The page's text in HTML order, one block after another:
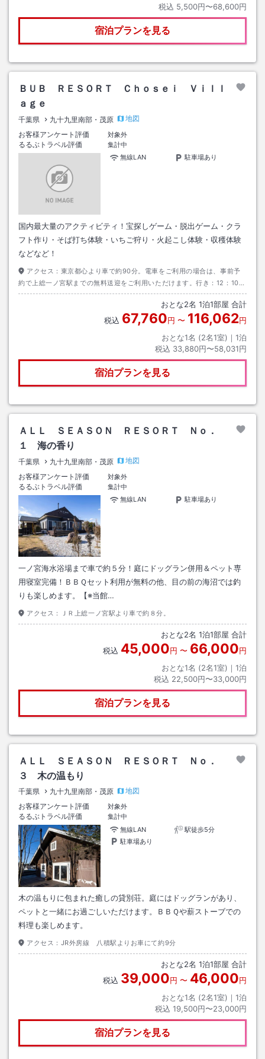
税込 5,500円〜68,600円
宿泊プランを見る
ＢＵＢ ＲＥＳＯＲＴ Ｃｈｏｓｅｉ Ｖｉｌｌ
ａｇｅ
千葉県 九十九里南部・茂原
地図
お客様アンケート評価
対象外
るるぶトラベル評価
集計中
無線LAN
駐車場あり
国内最大量のアクティビティ！宝探しゲーム・脱出ゲーム・クラ
フト作り・そば打ち体験・いちご狩り・火起こし体験・収穫体験
などなど！
アクセス： 東京都心より車で約90分。電車をご利用の場合は、事前予
約で上総一ノ宮駅までの無料送迎をご利用いただけます。行き：12：10／
12：50上総一ノ宮駅発（2便からお選びいただけます）帰り：11：00BUB
おとな2名 1泊1部屋 合計
税込 67,760円 〜 116,062円
おとな1名 (2名1室)｜ 1泊
税込 33,880円〜58,031円
宿泊プランを見る
ＡＬＬ ＳＥＡＳＯＮ ＲＥＳＯＲＴ Ｎｏ．
１ 海の香り
千葉県 九十九里南部・茂原
地図
お客様アンケート評価
対象外
るるぶトラベル評価
集計中
無線LAN
駐車場あり
一ノ宮海水浴場まで車で約５分！庭にドッグラン併用＆ペット専
用寝室完備！ＢＢＱセット利用が無料の他、目の前の海沼では釣
りも楽しめます。【※当館…
アクセス： ＪＲ上総一ノ宮駅より車で約８分。
おとな2名 1泊1部屋 合計
税込 45,000円 〜 66,000円
おとな1名 (2名1室)｜ 1泊
税込 22,500円〜33,000円
宿泊プランを見る
ＡＬＬ ＳＥＡＳＯＮ ＲＥＳＯＲＴ Ｎｏ．
３ 木の温もり
千葉県 九十九里南部・茂原
地図
お客様アンケート評価
対象外
るるぶトラベル評価
集計中
無線LAN
駅徒歩5分
駐車場あり
木の温もりに包まれた癒しの貸別荘。庭にはドッグランがあり、
ペットと一緒にお過ごしいただけます。ＢＢＱや薪ストーブでの
料理も楽しめます。
アクセス： JR外房線 八積駅よりお車にて約9分
おとな2名 1泊1部屋 合計
税込 39,000円 〜 46,000円
おとな1名 (2名1室)｜ 1泊
税込 19,500円〜23,000円
宿泊プランを見る